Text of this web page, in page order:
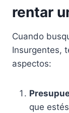
rentar
Cuando
Insurgentes,
aspectos:
que